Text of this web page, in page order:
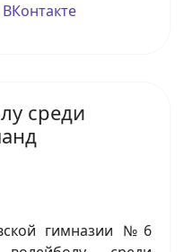
ВКонтакте
среди
гимназии №6